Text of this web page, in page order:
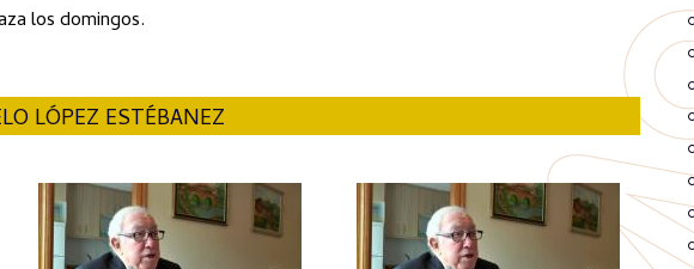
los domingos.
LÓPEZ ESTÉBANEZ